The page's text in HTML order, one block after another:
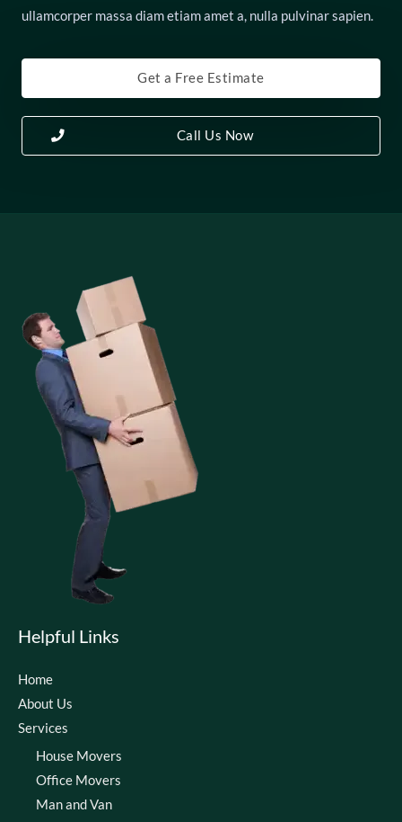
ullamcorper massa diam etiam amet a, nulla pulvinar sapien.
Get a Free Estimate
Call Us Now
Helpful Links
Home
About Us
Services
House Movers
Office Movers
Man and Van